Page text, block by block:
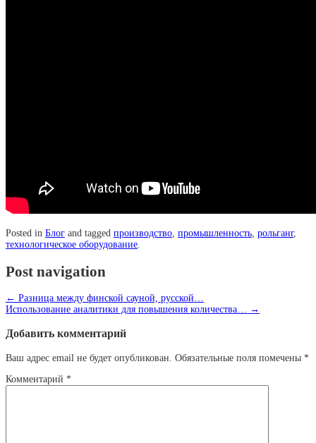
Posted in Блог and tagged производство, промышленность, рольганг,
технологическое оборудование.
Post navigation
← Разница между финской сауной, русской…
Использование аналитики для повышения количества… →
Добавить комментарий
Ваш адрес email не будет опубликован. Обязательные поля помечены *
Комментарий *